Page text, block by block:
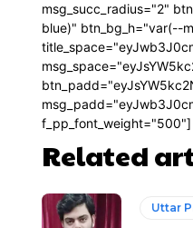
msg_succ_radius="2"
blue)" btn_bg_h="var(--
f_pp_font_weight="500"]
Related
Uttar